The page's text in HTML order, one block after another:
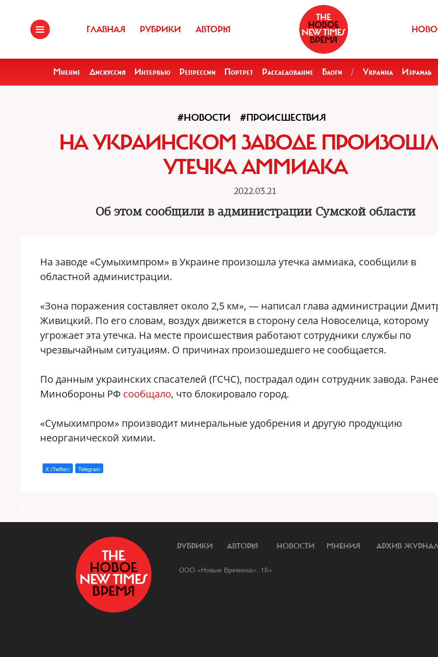
ГЛАВНАЯ РУБРИКИ АВТОРЫ
Мнение Дискуссия Интервью Репрессии Портрет Расследование Блоги / Украина Израиль
#НОВОСТИ #ПРОИСШЕСТВИЯ
НА УКРАИНСКОМ ЗАВОДЕ
УТЕЧКА АММИАКА
2022.03.21
Об этом сообщили в администрации Сумской области
На заводе «Сумыхимпром» в Украине произошла утечка аммиака, сообщили в
областной администрации.
«Зона поражения составляет около 2,5 км», — написал глава администрации
Живицкий. По его словам, воздух движется в сторону села Новоселица, которому
угрожает эта утечка. На месте происшествия работают сотрудники службы по
чрезвычайным ситуациям. О причинах произошедшего не сообщается.
По данным украинских спасателей (ГСЧС), пострадал один сотрудник завода. Ранее
Минобороны РФ сообщало, что блокировало город.
«Сумыхимпром» производит минеральные удобрения и другую продукцию
неорганической химии.
X (Twitter) Telegram
РУБРИКИ АВТОРЫ НОВОСТИ МНЕНИЯ АРХИВ
ООО «Новые Времена». 16+